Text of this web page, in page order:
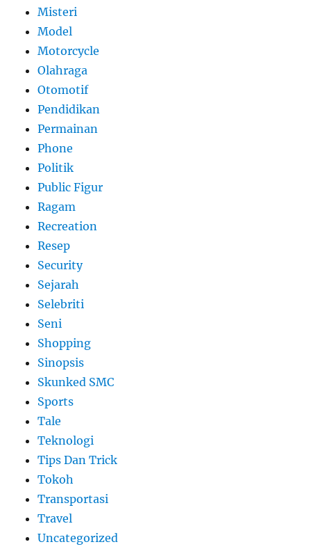
Misteri
Model
Motorcycle
Olahraga
Otomotif
Pendidikan
Permainan
Phone
Politik
Public Figur
Ragam
Recreation
Resep
Security
Sejarah
Selebriti
Seni
Shopping
Sinopsis
Skunked SMC
Sports
Tale
Teknologi
Tips Dan Trick
Tokoh
Transportasi
Travel
Uncategorized